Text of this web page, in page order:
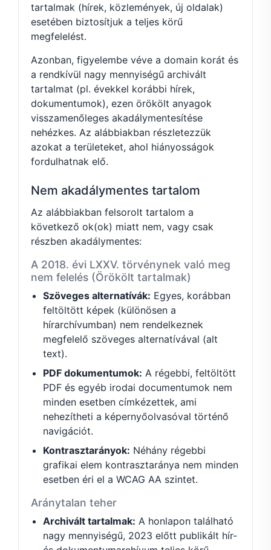
tartalmak (hírek, közlemények, új oldalak)
esetében biztosítjuk a teljes körű
megfelelést.
Azonban, figyelembe véve a domain korát és
a rendkívül nagy mennyiségű archivált
tartalmat (pl. évekkel korábbi hírek,
dokumentumok), ezen örökölt anyagok
visszamenőleges akadálymentesítése
nehézkes. Az alábbiakban részletezzük
azokat a területeket, ahol hiányosságok
fordulhatnak elő.
Nem akadálymentes tartalom
Az alábbiakban felsorolt tartalom a
következő ok(ok) miatt nem, vagy csak
részben akadálymentes:
A 2018. évi LXXV. törvénynek való meg
nem felelés (Örökölt tartalmak)
Szöveges alternatívák: Egyes, korábban
feltöltött képek (különösen a
hírarchívumban) nem rendelkeznek
megfelelő szöveges alternatívával (alt
text).
PDF dokumentumok: A régebbi, feltöltött
PDF és egyéb irodai documentumok nem
minden esetben címkézettek, ami
nehezítheti a képernyőolvasóval történő
navigációt.
Kontrasztarányok: Néhány régebbi
grafikai elem kontrasztaránya nem minden
esetben éri el a WCAG AA szintet.
Aránytalan teher
Archivált tartalmak: A honlapon található
nagy mennyiségű, 2023 előtt publikált hír-